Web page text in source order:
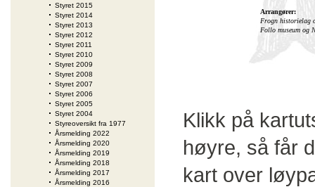
Styret 2015
Styret 2014
Styret 2013
Styret 2012
Styret 2011
Styret 2010
Styret 2009
Styret 2008
Styret 2007
Styret 2006
Styret 2005
Styret 2004
Styreoversikt fra 1977
Årsmelding 2022
Årsmelding 2020
Årsmelding 2019
Årsmelding 2018
Årsmelding 2017
Årsmelding 2016
Arrangører:
Frogn historielag
Follo museum og
Klikk på
høyre, så får
kart over